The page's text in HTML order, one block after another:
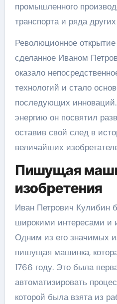
промышленного
транспорта и ряда
Революционное
сделанное Иваном
оказало
технологий и стало
последующих
энергию он посвятил
оставив свой след в
величайших
Пишущая
изобретения
Иван Петрович Кулибин
широкими интересами и
Одним из его значимых
пишущая машинка,
1766 году. Это была
автоматизировать
которой была взята из